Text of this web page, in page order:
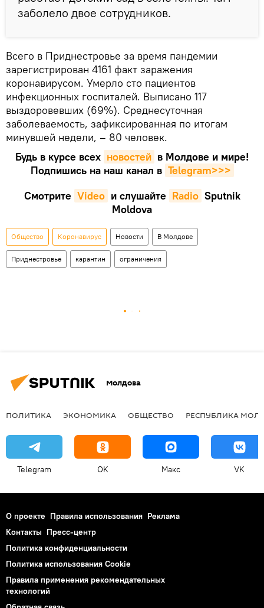
заболело двое сотрудников.
Всего в Приднестровье за время пандемии
зарегистрирован 4161 факт заражения
коронавирусом. Умерло сто пациентов
инфекционных госпиталей. Выписано 117
выздоровевших (69%). Среднесуточная
заболеваемость, зафиксированная по итогам
минувшей недели, – 80 человек.
Будь в курсе всех новостей в Молдове и мире!
Подпишись на наш канал в Telegram>>>
Смотрите Video и слушайте Radio Sputnik
Moldova
Общество Коронавирус Новости В Молдове
Приднестровье карантин ограничения
Молдова
ПОЛИТИКА ЭКОНОМИКА ОБЩЕСТВО РЕСПУБЛИКА
Telegram OK Макс VK
О проекте Правила использования Реклама
Контакты Пресс-центр
Политика конфиденциальности
Политика использования Cookie
Правила применения рекомендательных
технологий